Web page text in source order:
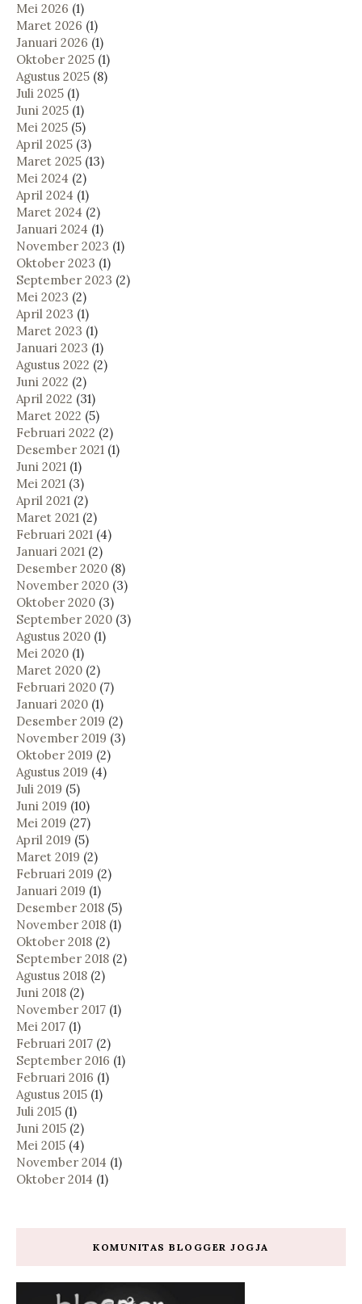
Mei 2026 (1)
Maret 2026 (1)
Januari 2026 (1)
Oktober 2025 (1)
Agustus 2025 (8)
Juli 2025 (1)
Juni 2025 (1)
Mei 2025 (5)
April 2025 (3)
Maret 2025 (13)
Mei 2024 (2)
April 2024 (1)
Maret 2024 (2)
Januari 2024 (1)
November 2023 (1)
Oktober 2023 (1)
September 2023 (2)
Mei 2023 (2)
April 2023 (1)
Maret 2023 (1)
Januari 2023 (1)
Agustus 2022 (2)
Juni 2022 (2)
April 2022 (31)
Maret 2022 (5)
Februari 2022 (2)
Desember 2021 (1)
Juni 2021 (1)
Mei 2021 (3)
April 2021 (2)
Maret 2021 (2)
Februari 2021 (4)
Januari 2021 (2)
Desember 2020 (8)
November 2020 (3)
Oktober 2020 (3)
September 2020 (3)
Agustus 2020 (1)
Mei 2020 (1)
Maret 2020 (2)
Februari 2020 (7)
Januari 2020 (1)
Desember 2019 (2)
November 2019 (3)
Oktober 2019 (2)
Agustus 2019 (4)
Juli 2019 (5)
Juni 2019 (10)
Mei 2019 (27)
April 2019 (5)
Maret 2019 (2)
Februari 2019 (2)
Januari 2019 (1)
Desember 2018 (5)
November 2018 (1)
Oktober 2018 (2)
September 2018 (2)
Agustus 2018 (2)
Juni 2018 (2)
November 2017 (1)
Mei 2017 (1)
Februari 2017 (2)
September 2016 (1)
Februari 2016 (1)
Agustus 2015 (1)
Juli 2015 (1)
Juni 2015 (2)
Mei 2015 (4)
November 2014 (1)
Oktober 2014 (1)
KOMUNITAS BLOGGER JOGJA